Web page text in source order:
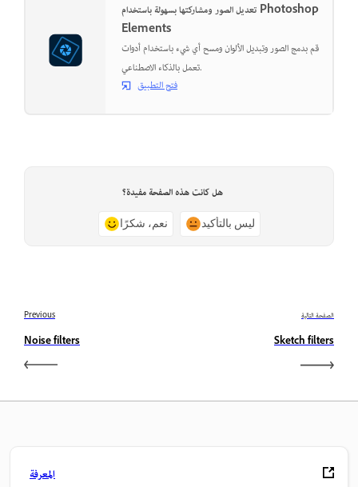
تعديل الصور ومشاركتها بسهولة باستخدام Photoshop
Elements
قم بدمج الصور وتبديل الألوان ومسح أي شيء باستخدام أدوات
تعمل بالذكاء الاصطناعي.
فتح التطبيق
هل كانت هذه الصفحة مفيدة؟
نعم، شكرًا ليس بالتأكيد
Previous
Noise filters
الصفحة التالية
Sketch filters
المعرفة